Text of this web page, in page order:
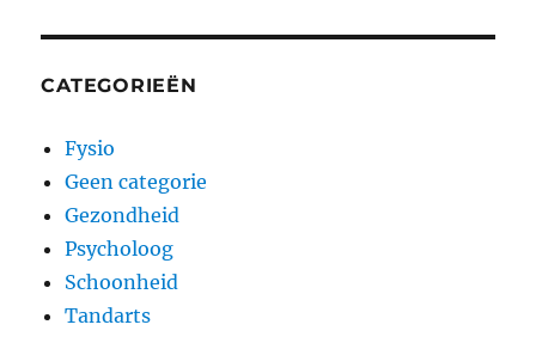
CATEGORIEËN
Fysio
Geen categorie
Gezondheid
Psycholoog
Schoonheid
Tandarts